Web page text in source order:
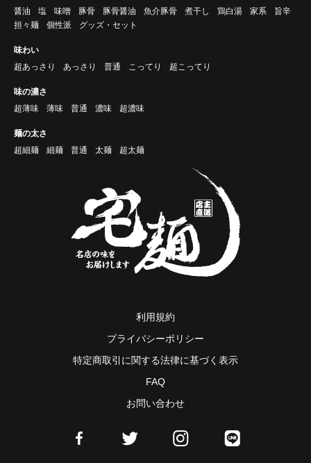
醤油
塩 味噌 豚骨 豚骨醤油 魚介豚骨 煮干し 鶏白湯 家系
旨辛
担々麺
個性派 グッズ・セット
味わい
超あっさり
あっさり 普通 こってり 超こってり
味の濃さ
超薄味
薄味 普通 濃味 超濃味
麺の太さ
超細麺
細麺 普通 太麺 超太麺
利用規約
プライバシーポリシー
特定商取引に関する法律に基づく表示
FAQ
お問い合わせ